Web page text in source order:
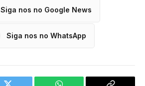
Siga nos no Google News
Siga nos no WhatsApp